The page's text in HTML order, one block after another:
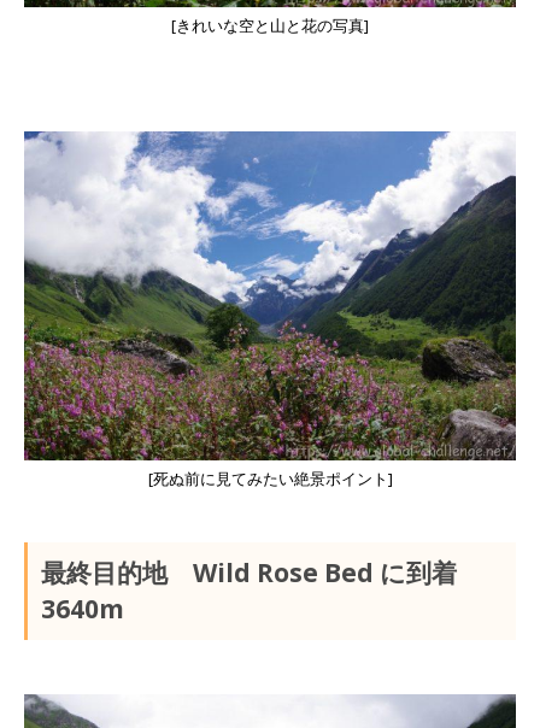
[きれいな空と山と花の写真]
[死ぬ前に見てみたい絶景ポイント]
最終目的地 Wild Rose Bed に到着
3640m